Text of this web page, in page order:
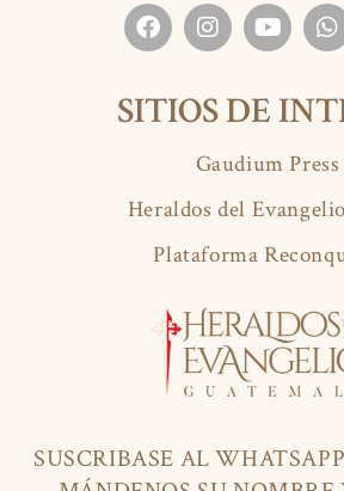
SUSCRIBASE AL
SITIOS DE
Gaudium Press
Heraldos del
Plataforma